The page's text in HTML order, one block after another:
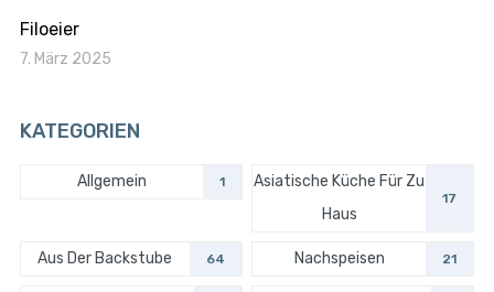
Filoeier
7. März 2025
KATEGORIEN
Allgemein 1
Asiatische Küche Für Zu
Haus
17
Aus Der Backstube 64 Nachspeisen 21